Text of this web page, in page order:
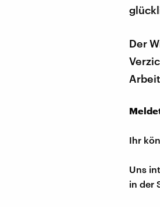
Der
Ihr
Uns
in der